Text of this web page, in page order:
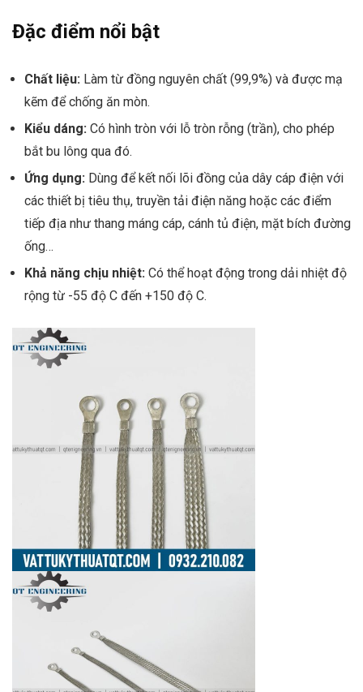
Đặc điểm nổi bật
Chất liệu: Làm từ đồng nguyên chất (99,9%) và được mạ
kẽm để chống ăn mòn.
Kiểu dáng: Có hình tròn với lỗ tròn rỗng (trần), cho phép
bắt bu lông qua đó.
Ứng dụng: Dùng để kết nối lõi đồng của dây cáp điện với
các thiết bị tiêu thụ, truyền tải điện năng hoặc các điểm
tiếp địa như thang máng cáp, cánh tủ điện, mặt bích đường
ống…
Khả năng chịu nhiệt: Có thể hoạt động trong dải nhiệt độ
rộng từ -55 độ C đến +150 độ C.